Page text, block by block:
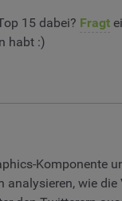
15 dabei? Fragt
habt :)
Komponente
analysieren, wie die